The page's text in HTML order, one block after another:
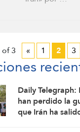
3 « 1 2 3
Daily Telegraph:
han perdido la
que Irán ha